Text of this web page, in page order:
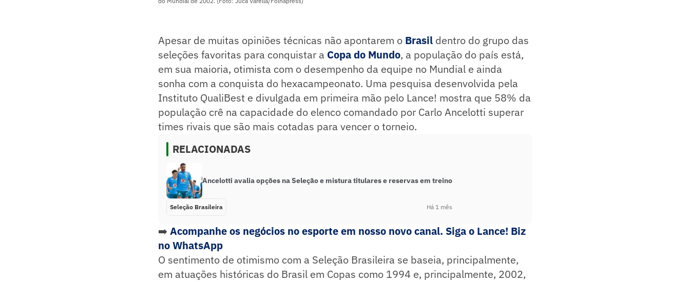
Apesar de muitas opiniões técnicas não apontarem o Brasil dentro do grupo das
seleções favoritas para conquistar a Copa do Mundo, a população do país está,
em sua maioria, otimista com o desempenho da equipe no Mundial e ainda
sonha com a conquista do hexacampeonato. Uma pesquisa desenvolvida pela
Instituto QualiBest e divulgada em primeira mão pelo Lance! mostra que 58% da
população crê na capacidade do elenco comandado por Carlo Ancelotti superar
times rivais que são mais cotadas para vencer o torneio.
RELACIONADAS
Ancelotti avalia opções na Seleção e mistura titulares e reservas em treino
Seleção Brasileira Há 1 mês
➡️ Acompanhe os negócios no esporte em nosso novo canal. Siga o Lance! Biz
no WhatsApp
O sentimento de otimismo com a Seleção Brasileira se baseia, principalmente,
em atuações históricas do Brasil em Copas como 1994 e, principalmente, 2002,